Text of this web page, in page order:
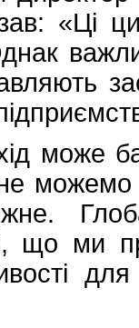
«Ці
може
що ми